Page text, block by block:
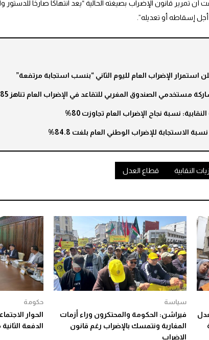
تمرير قانون الإضراب بصيغته الحالية “يعد انتهاكًا صارخًا للدستور
إسقاطه أو تعديله”.
استمرار الإضراب العام لليوم الثاني “بنسب استجابة مرتفعة”
مستخدمي الصندوق المغربي للتقاعد في الإضراب العام تناهز 85%
نسبة نجاح الإضراب العام تجاوزت 80%
الاستجابة للإضراب الوطني العام بلغت 84.8%
النقابية قطاع العدل
سياسة
فيراشن: الحكومة والمحتكرون وراء أزمات
المغاربة ونتمسك بالإضراب رغم قانون
الإضراب
حكومة
الحوار
الدفعة